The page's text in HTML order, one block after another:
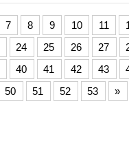
7 8 9 10 11
24 25 26 27
40 41 42 43
50
51 52 53 »